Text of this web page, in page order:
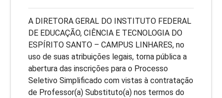
A DIRETORA GERAL DO INSTITUTO FEDERAL
DE EDUCAÇÃO, CIÊNCIA E TECNOLOGIA DO
ESPÍRITO SANTO – CAMPUS LINHARES, no
uso de suas atribuições legais, torna pública a
abertura das inscrições para o Processo
Seletivo Simplificado com vistas à contratação
de Professor(a) Substituto(a) nos termos do